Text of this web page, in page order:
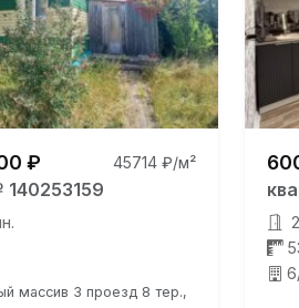
₽ 45714 ₽/м²
массив 3 проезд 8 тер.,